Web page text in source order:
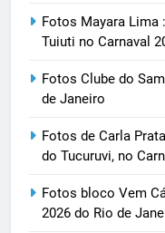
Fotos Mayara Lima
Tuiuti no Carnaval
Fotos Clube do
de Janeiro
Fotos de Carla
do Tucuruvi, no
Fotos bloco Vem
2026 do Rio de